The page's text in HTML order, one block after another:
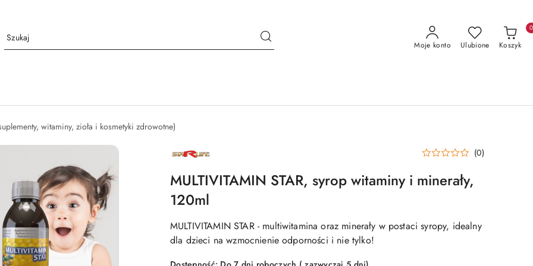
Moje konto Ulubione Koszyk
0
witaminy, zioła i kosmetyki zdrowotne)
NAZWA
PRODUCENTA: (0)
MULTIVITAMIN STAR, syrop witaminy i minerały,
120ml
MULTIVITAMIN STAR - multiwitamina oraz minerały w postaci syropy, idealny
dla dzieci na wzmocnienie odporności i nie tylko!